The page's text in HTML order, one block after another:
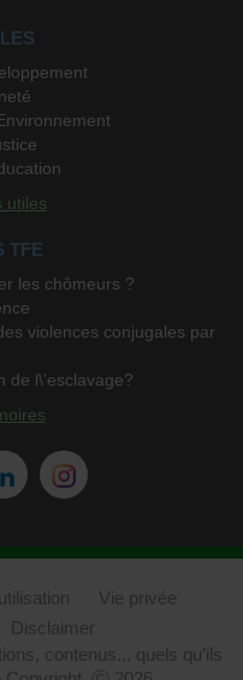
utiles
TFE
les chômeurs ?
violences conjugales par
de l\'esclavage?
Vie privée
Disclaimer
contenus... quels qu’ils